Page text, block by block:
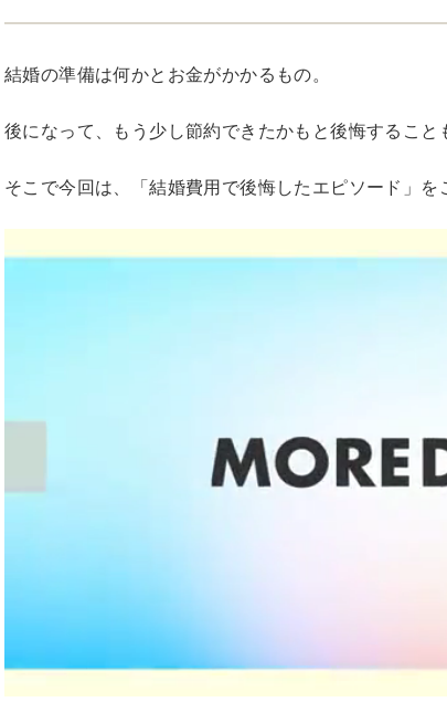
結婚の準備は何かとお金がかかるもの。
後になって、もう少し節約できたかもと後悔すること
そこで今回は、「結婚費用で後悔したエピソード」を